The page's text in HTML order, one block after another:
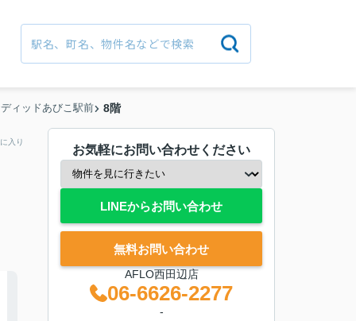
ィッドあびこ駅前 8階
入り
お気軽にお問い合わせください
LINEからお問い合わせ
無料お問い合わせ
AFLO西田辺店
06-6626-2277
-